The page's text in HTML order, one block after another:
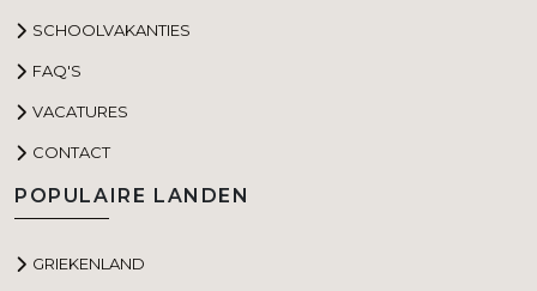
SCHOOLVAKANTIES
FAQ'S
VACATURES
CONTACT
POPULAIRE LANDEN
GRIEKENLAND